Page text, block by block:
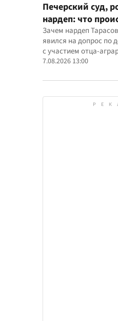
Печерский суд,
нардеп: что
уголовными
участием
Зачем нардеп Тарасов
явился на допрос по
с участием отца-
7.08.2026 13:00